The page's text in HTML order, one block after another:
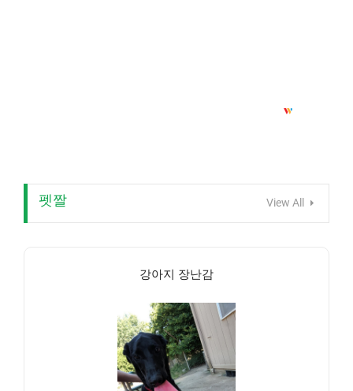
펫짤 View All
강아지 장난감